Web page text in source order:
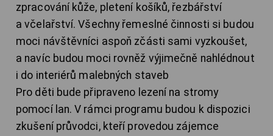
zpracování kůže, pletení košíků, řezbářství
a včelařství. Všechny řemeslné činnosti si budou
moci návštěvníci aspoň zčásti sami vyzkoušet,
a navíc budou moci rovněž výjimečně nahlédnout
i do interiérů malebných staveb
Pro děti bude připraveno lezení na stromy
pomocí lan. V rámci programu budou k dispozici
zkušení průvodci, kteří provedou zájemce